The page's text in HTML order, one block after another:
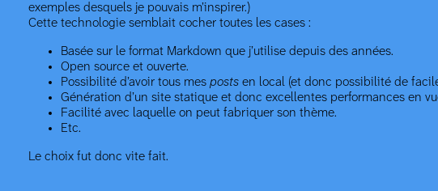
exemples desquels je pouvais m’inspirer.)
Cette technologie semblait cocher toutes les cases :
Basée sur le format Markdown que j’utilise depuis des années.
Open source et ouverte.
Possibilité d’avoir tous mes postsen local (et donc possibilité de
Génération d’un site statique et donc excellentes performances en
Facilité avec laquelle on peut fabriquer son thème.
Etc.
Le choix fut donc vite fait.